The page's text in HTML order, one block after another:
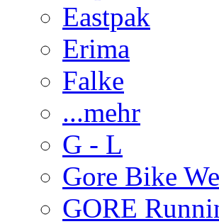
Eastpak
Erima
Falke
...mehr
G - L
Gore Bike
GORE